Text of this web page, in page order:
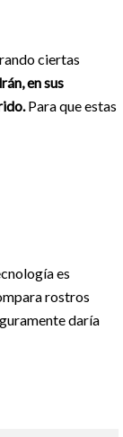
ciertas
en sus
Para que estas
es
rostros
daría